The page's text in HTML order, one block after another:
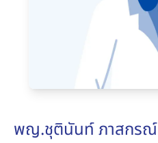
พญ.ชุตินันท์ ภาสกรณ์